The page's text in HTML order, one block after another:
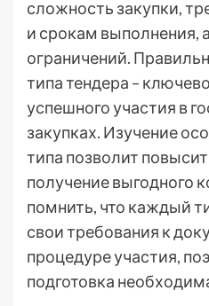
сложность закупки,
и срокам выполнения,
ограничений.
типа тендера –
успешного участия в
закупках. Изучение
типа позволит
получение выгодного
помнить, что каждый
свои требования к
процедуре участия,
подготовка